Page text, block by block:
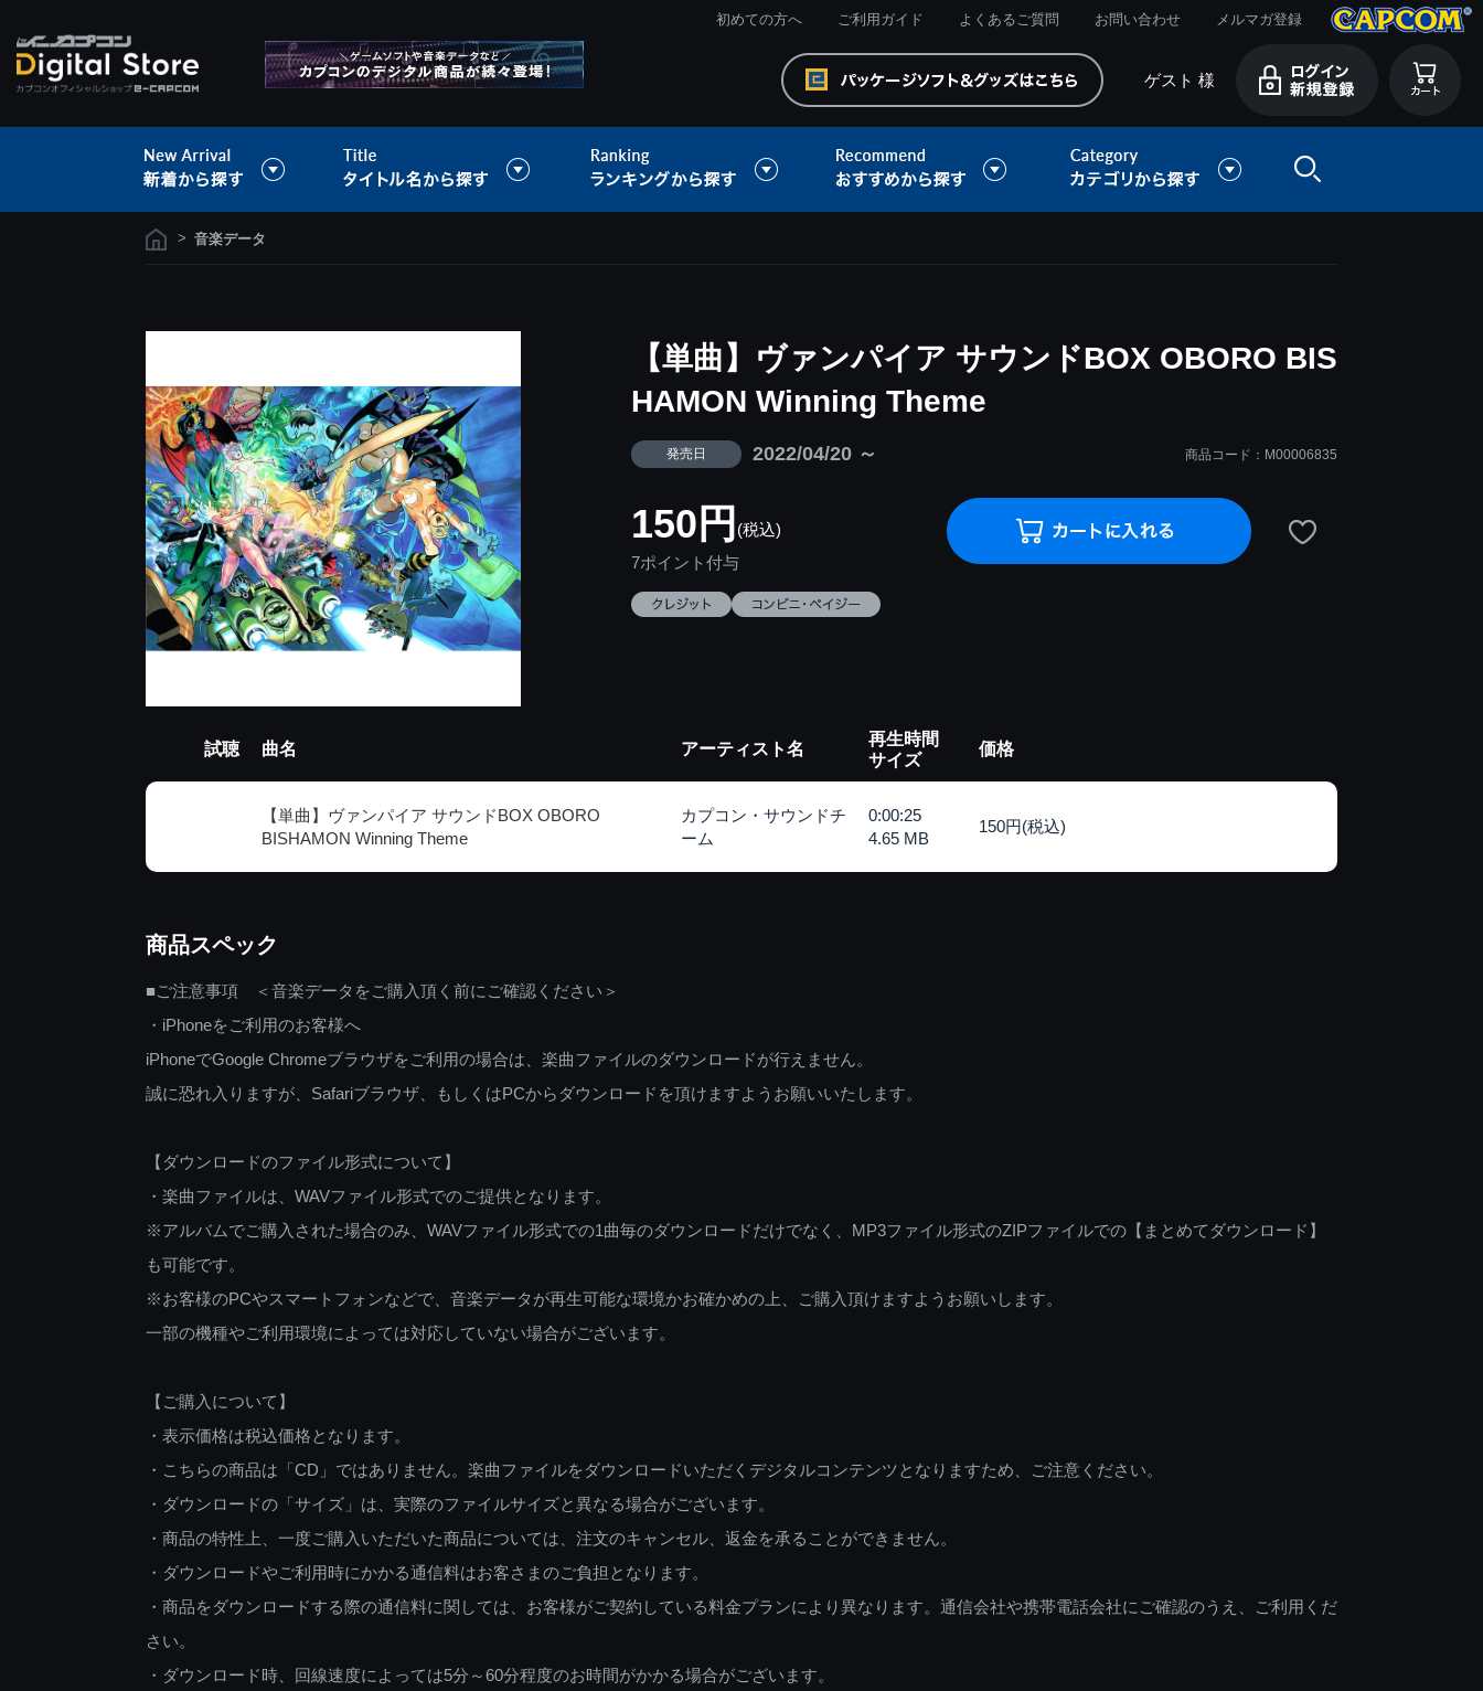
初めての方へ ご利用ガイド よくあるご質問 お問い合わせ メルマガ登録
ゲスト 様
> 音楽データ
【単曲】ヴァンパイア サウンドBOX OBORO BIS
HAMON Winning Theme
発売日 2022/04/20 ～ 商品コード：M00006835
150円 (税込)
7ポイント付与
試聴 曲名 アーティスト名
再生時間
サイズ
価格
【単曲】ヴァンパイア サウンドBOX OBORO
BISHAMON Winning Theme
カプコン・サウンドチ
ーム
0:00:25
4.65 MB
150円(税込)
商品スペック
■ご注意事項 ＜音楽データをご購入頂く前にご確認ください＞
・iPhoneをご利用のお客様へ
iPhoneでGoogle Chromeブラウザをご利用の場合は、楽曲ファイルのダウンロードが行えません。
誠に恐れ入りますが、Safariブラウザ、もしくはPCからダウンロードを頂けますようお願いいたします。
【ダウンロードのファイル形式について】
・楽曲ファイルは、WAVファイル形式でのご提供となります。
※アルバムでご購入された場合のみ、WAVファイル形式での1曲毎のダウンロードだけでなく、MP3ファイル形式のZIPファイルでの【まとめてダウンロード】
も可能です。
※お客様のPCやスマートフォンなどで、音楽データが再生可能な環境かお確かめの上、ご購入頂けますようお願いします。
一部の機種やご利用環境によっては対応していない場合がございます。
【ご購入について】
・表示価格は税込価格となります。
・こちらの商品は「CD」ではありません。楽曲ファイルをダウンロードいただくデジタルコンテンツとなりますため、ご注意ください。
・ダウンロードの「サイズ」は、実際のファイルサイズと異なる場合がございます。
・商品の特性上、一度ご購入いただいた商品については、注文のキャンセル、返金を承ることができません。
・ダウンロードやご利用時にかかる通信料はお客さまのご負担となります。
・商品をダウンロードする際の通信料に関しては、お客様がご契約している料金プランにより異なります。通信会社や携帯電話会社にご確認のうえ、ご利用くだ
さい。
・ダウンロード時、回線速度によっては5分～60分程度のお時間がかかる場合がございます。